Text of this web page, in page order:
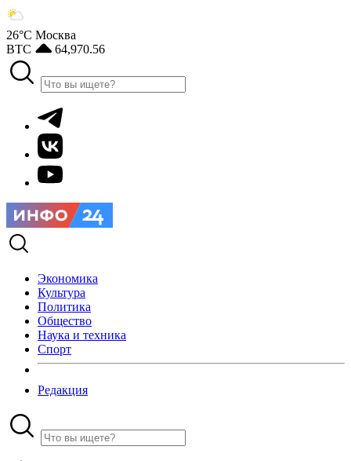
26°С Москва
BTC
64,970.56
Экономика
Культура
Политика
Общество
Наука и техника
Спорт
Редакция